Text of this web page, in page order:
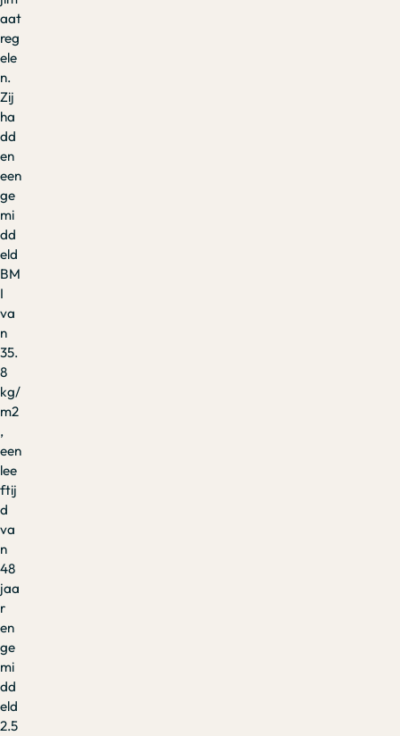
aat
reg
ele
n.
Zij
ha
dd
en
een
ge
mi
dd
eld
BM
I
va
n
35.
8
kg/
m2
,
een
lee
ftij
d
va
n
48
jaa
r
en
ge
mi
dd
eld
2.5